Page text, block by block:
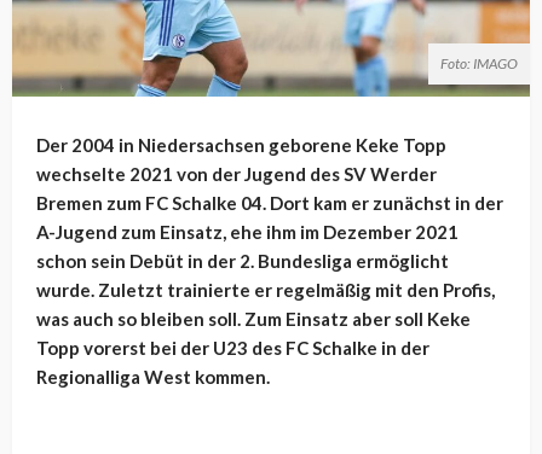
Foto: IMAGO
Der 2004 in Niedersachsen geborene Keke Topp
wechselte 2021 von der Jugend des SV Werder
Bremen zum FC Schalke 04. Dort kam er zunächst in der
A-Jugend zum Einsatz, ehe ihm im Dezember 2021
schon sein Debüt in der 2. Bundesliga ermöglicht
wurde. Zuletzt trainierte er regelmäßig mit den Profis,
was auch so bleiben soll. Zum Einsatz aber soll Keke
Topp vorerst bei der U23 des FC Schalke in der
Regionalliga West kommen.